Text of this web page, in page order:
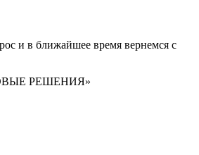
и в ближайшее время вернемся с
РЕШЕНИЯ»